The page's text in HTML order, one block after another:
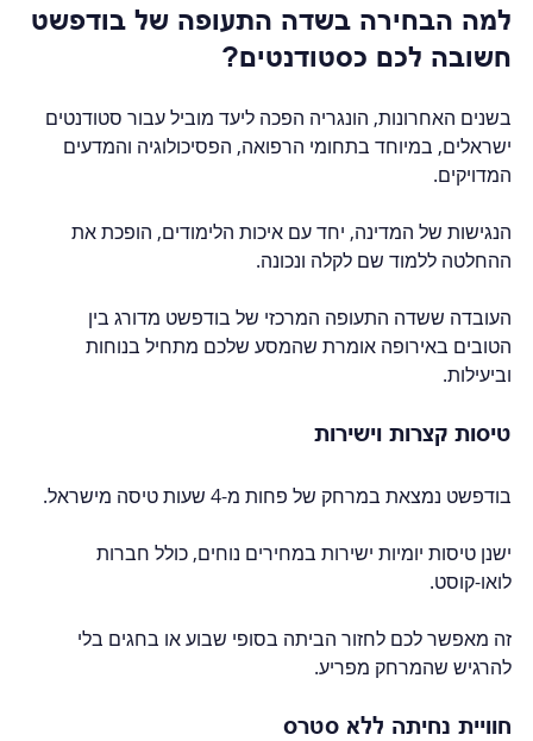
למה הבחירה בשדה התעופה של בודפשט
חשובה לכם כסטודנטים?
בשנים האחרונות, הונגריה הפכה ליעד מוביל עבור סטודנטים
ישראלים, במיוחד בתחומי הרפואה, הפסיכולוגיה והמדעים
המדויקים.
הנגישות של המדינה, יחד עם איכות הלימודים, הופכת את
ההחלטה ללמוד שם לקלה ונכונה.
העובדה ששדה התעופה המרכזי של בודפשט מדורג בין
הטובים באירופה אומרת שהמסע שלכם מתחיל בנוחות
וביעילות.
טיסות קצרות וישירות
בודפשט נמצאת במרחק של פחות מ-4 שעות טיסה מישראל.
ישנן טיסות יומיות ישירות במחירים נוחים, כולל חברות
לואו-קוסט.
זה מאפשר לכם לחזור הביתה בסופי שבוע או בחגים בלי
להרגיש שהמרחק מפריע.
חוויית נחיתה ללא סטרס